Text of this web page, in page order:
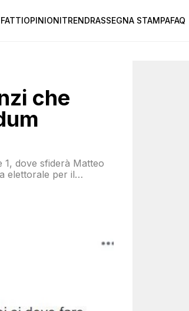
FATTIOPINIONITRENDRASSEGNA STAMPAFAQ
che
1, dove sfiderà Matteo
elettorale per il